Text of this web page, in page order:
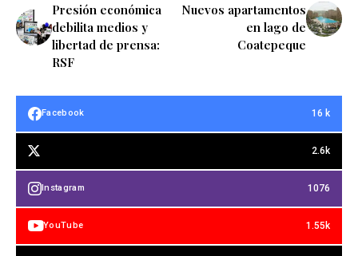
Presión económica
debilita medios y
libertad de prensa:
RSF
Nuevos apartamentos
en lago de
Coatepeque
Facebook 16 k
2.6k
Instagram 1076
YouTube 1.55k